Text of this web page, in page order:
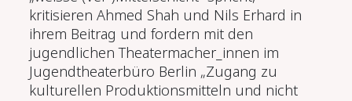
kritisieren Ahmed Shah und Nils Erhard in
ihrem Beitrag und fordern mit den
jugendlichen Theatermacher_innen im
Jugendtheaterbüro Berlin „Zugang zu
kulturellen Produktionsmitteln und nicht